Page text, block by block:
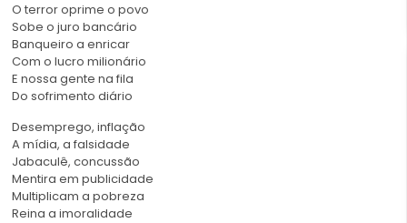
O terror oprime o povo
Sobe o juro bancário
Banqueiro a enricar
Com o lucro milionário
E nossa gente na fila
Do sofrimento diário
Desemprego, inflação
A mídia, a falsidade
Jabaculê, concussão
Mentira em publicidade
Multiplicam a pobreza
Reina a imoralidade